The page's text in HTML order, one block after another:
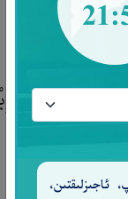
ئاجىزلىقتىن،
قَالَ